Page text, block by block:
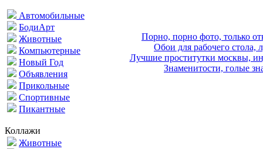
Автомобильные
БодиАрт
Животные
Компьютерные
Новый Год
Объявления
Прикольные
Спортивные
Пикантные
Коллажи
Животные
Порно, порно фото, только
Обои для рабочего стола,
Лучшие проститутки москвы,
Знаменитости, голые